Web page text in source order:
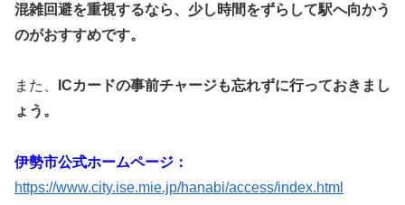
混雑回避を重視するなら、少し時間をずらして駅へ向かう
のがおすすめです。
また、
ICカードの事前チャージも忘れずに行っておきまし
ょう。
伊勢市公式ホームページ：
https://www.city.ise.mie.jp/hanabi/access/index.html